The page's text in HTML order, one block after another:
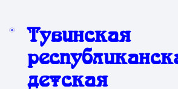
Тувинская
детская